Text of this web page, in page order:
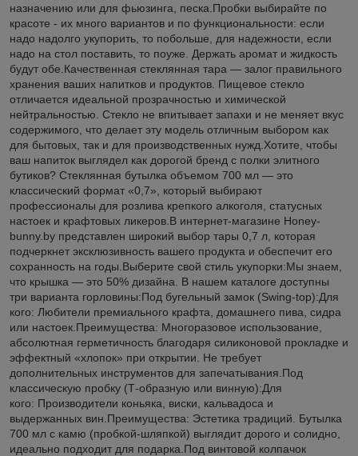
назначению или для фьюзинга, песка.Пробки выбирайте по
красоте - их много вариантов и по функциональности: если
надо надолго укупорить, то побольше, для надежности, если
надо на стол поставить, то поуже. Держать аромат и жидкость
будут обе.Качественная стеклянная тара — залог правильного
хранения ваших напитков и продуктов. Пищевое стекло
отличается идеальной прозрачностью и химической
нейтральностью. Стекло не впитывает запахи и не меняет вкус
содержимого, что делает эту модель отличным выбором как
для бытовых, так и для производственных нужд.Хотите, чтобы
ваш напиток выглядел как дорогой бренд с полки элитного
бутиков? Стеклянная бутылка объемом 700 мл — это
классический формат «0,7», который выбирают
профессионалы для розлива крепкого алкоголя, статусных
настоек и крафтовых ликеров.В интернет-магазине Honey-
bunny.by представлен широкий выбор тары 0,7 л, которая
подчеркнет эксклюзивность вашего продукта и обеспечит его
сохранность на годы.Выберите свой стиль укупорки:Мы знаем,
что крышка — это 50% дизайна. В нашем каталоге доступны
три варианта горловины:Под бугельный замок (Swing-top):Для
кого: Любители премиального крафта, домашнего пива, сидра
или настоек.Преимущества: Многоразовое использование,
абсолютная герметичность благодаря силиконовой прокладке и
эффектный «хлопок» при открытии. Не требует
дополнительных инструментов для запечатывания.Под
классическую пробку (Т-образную или винную):Для
кого: Производители коньяка, виски, кальвадоса и
выдержанных вин.Преимущества: Эстетика традиций. Бутылка
700 мл с камю (пробкой-шляпкой) выглядит дорого и солидно,
идеально подходит для подарка.Под винтовой колпачок